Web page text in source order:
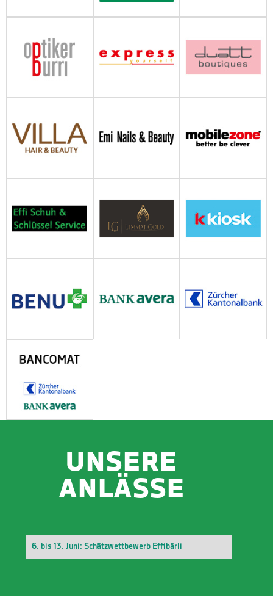
UNSERE
ANLÄSSE
6. bis 13. Juni: Schätzwettbewerb Effibärli